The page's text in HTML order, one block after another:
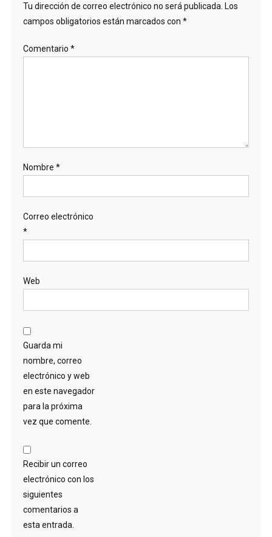
Tu dirección de correo electrónico no será publicada. Los
campos obligatorios están marcados con *
Comentario *
Nombre *
Correo electrónico
*
Web
Guarda mi
nombre, correo
electrónico y web
en este navegador
para la próxima
vez que comente.
Recibir un correo
electrónico con los
siguientes
comentarios a
esta entrada.